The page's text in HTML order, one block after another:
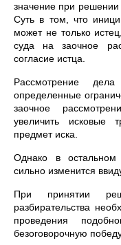
значение при решении
Суть в том, что
может не только
суда на заочное
согласие истца.
Рассмотрение
определенные
заочное
увеличить исковые
предмет иска.
Однако в
сильно изменится
При принятии
разбирательства
проведения
безоговорочную